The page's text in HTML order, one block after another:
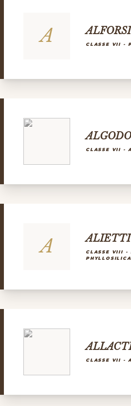
A CLASSE VII -
CLASSE VII -
A
CLASSE VIII -
CLASSE VII -